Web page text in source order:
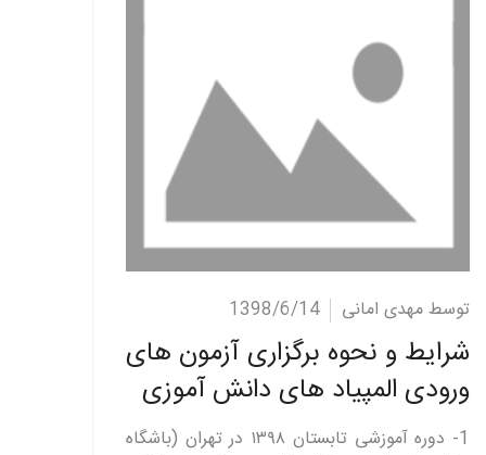
ادامه مطلب توسط مهدی امانی 1398/6/14
شرایط و نحوه برگزاری آزمون های
ورودی المپیاد های دانش آموزی
1- دوره آموزشی تابستان ۱۳۹۸ در تهران (باشگاه